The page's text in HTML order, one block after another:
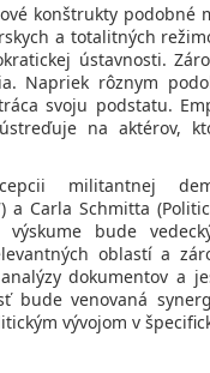
konštrukty
a totalitných
ústavnosti.
Napriek rôznym
svoju podstatu.
na aktérov,
militantnej
Carla Schmitta
bude
oblastí a
dokumentov a
venovaná
vývojom v